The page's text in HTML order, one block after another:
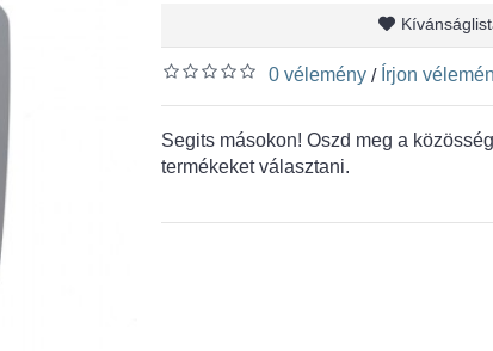
0 vélemény / Írjon
Segits másokon! Oszd meg a
termékeket választani.